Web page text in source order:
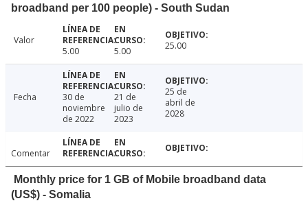
broadband per 100 people) - South Sudan
Valor
5.00
5.00 25.00
Fecha
30 de
noviembre
de 2022
21 de
julio de
2023
25 de
abril de
2028
Comentar
Monthly price for 1 GB of Mobile broadband data
(US$) - Somalia